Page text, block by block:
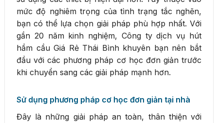
mức độ nghiêm trọng của tình trạng tắc nghẽn,
bạn có thể lựa chọn giải pháp phù hợp nhất. Với
gần 20 năm kinh nghiệm, Công ty dịch vụ hút
hầm cầu Giá Rẻ Thái Bình khuyên bạn nên bắt
đầu với các phương pháp cơ học đơn giản trước
khi chuyển sang các giải pháp mạnh hơn.
Sử dụng phương pháp cơ học đơn giản tại nhà
Đây là những giải pháp an toàn, thân thiện với